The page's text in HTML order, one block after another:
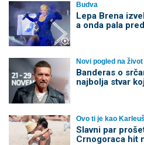
Budva
Lepa Brena
a onda pala
Novi pogled na život
Banderas o
najbolja stvar
Ovo ti je kao
Slavni par
Crnogoraca hit